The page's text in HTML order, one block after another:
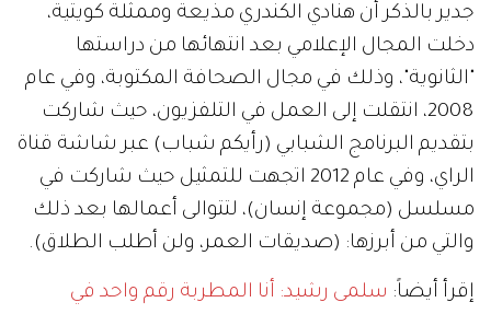
جدير بالذكر أن هنادي الكندري مذيعة وممثلة كويتية،
دخلت المجال الإعلامي بعد انتهائها من دراستها
"الثانوية"، وذلك في مجال الصحافة المكتوبة، وفي عام
2008، انتقلت إلى العمل في التلفزيون، حيث شاركت
بتقديم البرنامج الشبابي (رأيكم شباب) عبر شاشة قناة
الراي، وفي عام 2012 اتجهت للتمثيل حيث شاركت في
مسلسل (مجموعة إنسان)، لتتوالى أعمالها بعد ذلك
والتي من أبرزها: (صديقات العمر، ولن أطلب الطلاق).
إقرأ أيضاً: سلمى رشيد: أنا المطربة رقم واحد في